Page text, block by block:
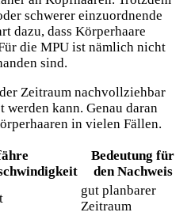
schwerer einzuordnende
dazu, dass Körperhaare
die MPU ist nämlich nicht
sind.
Zeitraum nachvollziehbar
kann. Genau daran
in vielen Fällen.
Bedeutung für
den Nachweis
gut planbarer
Zeitraum